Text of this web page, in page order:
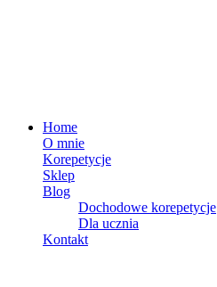
Home
O mnie
Korepetycje
Sklep
Blog
Dochodowe korepetycje
Dla ucznia
Kontakt